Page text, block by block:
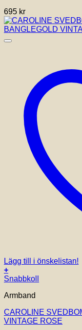
695 kr
Lägg till i önskelistan!
+
Snabbkoll
Armband
CAROLINE
VINTAGE ROSE